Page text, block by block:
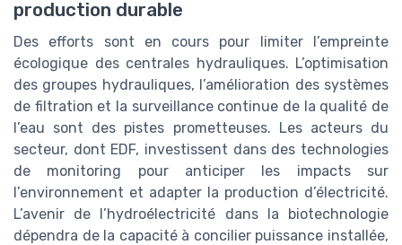
production durable
Des efforts sont en cours pour limiter l’empreinte
écologique des centrales hydrauliques. L’optimisation
des groupes hydrauliques, l’amélioration des systèmes
de filtration et la surveillance continue de la qualité de
l’eau sont des pistes prometteuses. Les acteurs du
secteur, dont EDF, investissent dans des technologies
de monitoring pour anticiper les impacts sur
l’environnement et adapter la production d’électricité.
L’avenir de l’hydroélectricité dans la biotechnologie
dépendra de la capacité à concilier puissance installée,